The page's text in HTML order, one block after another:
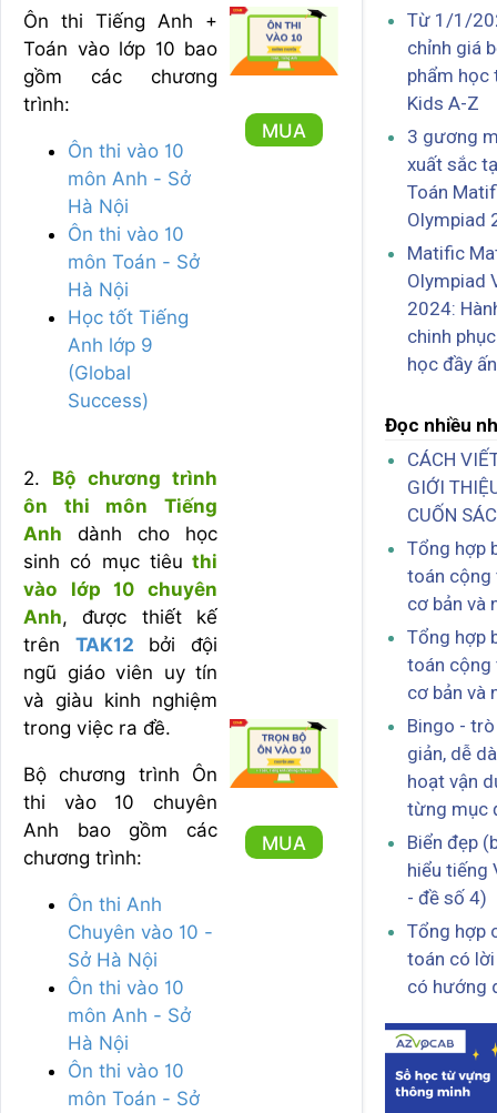
Ôn thi Tiếng Anh +
Toán vào lớp 10 bao
gồm các chương
trình:
Ôn thi vào 10
môn Anh - Sở
Hà Nội
Ôn thi vào 10
môn Toán - Sở
Hà Nội
Học tốt Tiếng
Anh lớp 9
(Global
Success)
MUA
2. Bộ chương trình
ôn thi môn Tiếng
Anh dành cho học
sinh có mục tiêu thi
vào lớp 10 chuyên
Anh, được thiết kế
trên TAK12
bởi đội
ngũ giáo viên uy tín
và giàu kinh nghiệm
trong việc ra đề.
Bộ chương trình Ôn
thi vào 10 chuyên
Anh bao gồm các
chương trình:
Ôn thi Anh
Chuyên vào 10 -
Sở Hà Nội
Ôn thi vào 10
môn Anh - Sở
Hà Nội
Ôn thi vào 10
môn Toán - Sở
MUA
Từ 1/1/
chỉnh giá
phẩm học
Kids A-Z
3 gương
xuất sắc
Toán
Olympiad
Matific
Olympiad
2024:
chinh
học đầy
Đọc nhiều
CÁCH
GIỚI
CUỐN
Tổng hợp
toán
cơ bản và
Tổng hợp
toán
cơ bản và
Bingo -
giản, dễ
hoạt vận
từng mục
Biển đẹp
hiểu tiếng
- đề số 4)
Tổng hợp
toán có
có hướng